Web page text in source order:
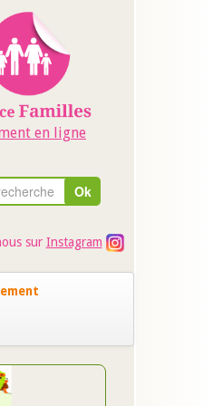
en ligne
sur Instagram